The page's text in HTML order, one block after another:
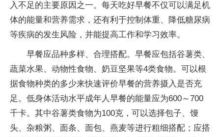
入不足的主要原因之一。每天吃好早餐不仅可以满足机
体的能量和营养需求，还有利于控制体重、降低糖尿病
等疾病的发生风险，并能提高工作和学习效率。
早餐应品种多样、合理搭配。早餐应包括谷薯类、
蔬菜水果、动物性食物、奶豆坚果等4类食物。可以根
据食物种类的多少来快速评价早餐的营养摄入是否充
足。低身体活动水平成年人早餐的能量应为600～700
千卡。其中谷薯类食物为100克，可以选择包子、馒
头、杂粮粥、面条、面包、燕麦等进行粗细搭配；应搭